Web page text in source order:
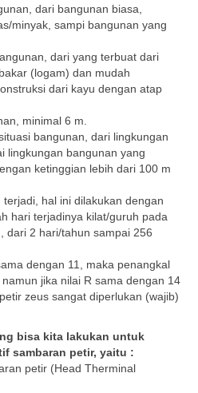
dari bangunan biasa,
minyak, sampi bangunan yang
dari yang terbuat dari
(logam) dan mudah
dari kayu dengan atap
minimal 6 m.
bangunan, dari lingkungan
lingkungan bangunan yang
ketinggian lebih dari 100 m
hal ini dilakukan dengan
hari terjadinya kilat/guruh pada
dari 2 hari/tahun sampai 256
dengan 11, maka penangkal
jika nilai R sama dengan 14
zeus sangat diperlukan (wajib)
bisa kita lakukan untuk
sambaran petir, yaitu :
petir (Head Therminal